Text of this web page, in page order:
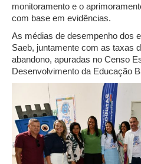
monitoramento e o
com base em evidências.
As médias de desempenho dos
Saeb, juntamente com as taxas
abandono, apuradas no Censo
Desenvolvimento da Educação